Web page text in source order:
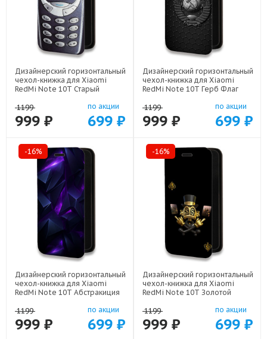
Дизайнерский горизонтальный
чехол-книжка для Xiaomi
RedMi Note 10T Старый
1199
999 ₽
по акции
699 ₽
Дизайнерский горизонтальный
чехол-книжка для Xiaomi
RedMi Note 10T Герб Флаг
1199
999 ₽
по акции
699 ₽
-16%
Дизайнерский горизонтальный
чехол-книжка для Xiaomi
RedMi Note 10T Абстракиция
1199
999 ₽
по акции
699 ₽
-16%
Дизайнерский горизонтальный
чехол-книжка для Xiaomi
RedMi Note 10T Золотой
1199
999 ₽
по акции
699 ₽